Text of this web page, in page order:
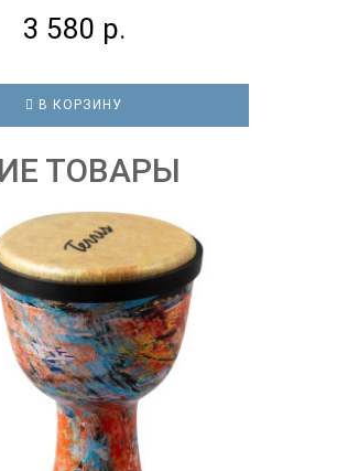
3 580 р.
В КОРЗИНУ
ТОВАРЫ